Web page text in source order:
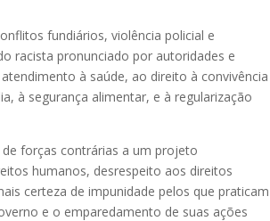
fundiários, violência policial e
racista pronunciado por autoridades e
à saúde, ao direito à convivência
à segurança alimentar, e à regularização
forças contrárias a um projeto
humanos, desrespeito aos direitos
certeza de impunidade pelos que praticam
e o emparedamento de suas ações